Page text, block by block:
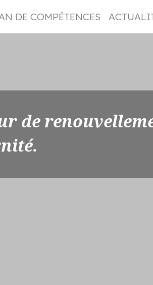
DE COMPÉTENCES
de